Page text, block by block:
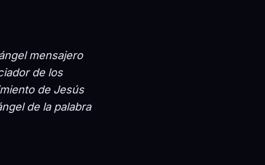
mensajero
de los
de Jesús
de la palabra